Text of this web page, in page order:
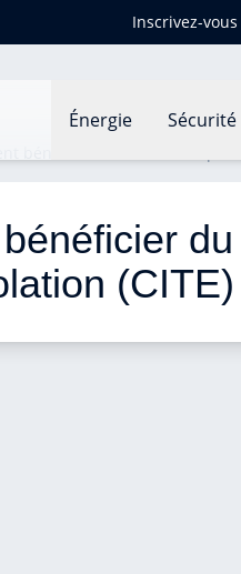
Inscrivez-
Énergie Sécurité
(CITE)